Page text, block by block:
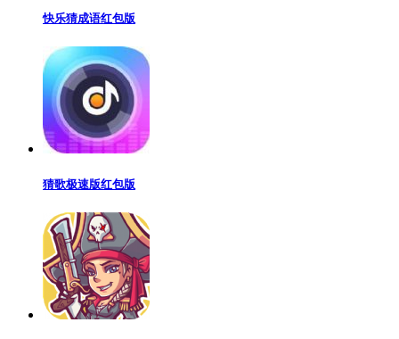
快乐猜成语红包版
猜歌极速版红包版